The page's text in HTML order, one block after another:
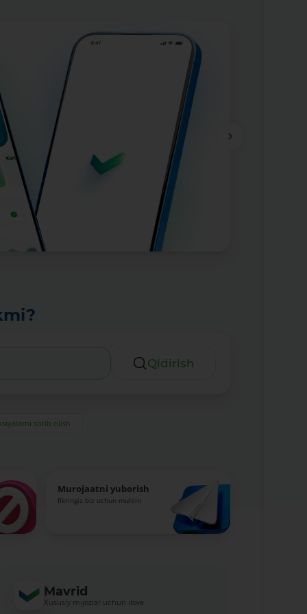
Qidirish
sotib olish
Murojaatni yuborish
fikringiz biz uchun muhim
Mavrid
Xususiy mijozlar uchun ilova